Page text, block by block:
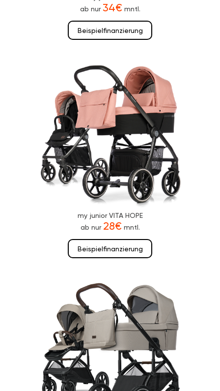
ab nur34€ mntl.
Beispielfinanzierung
my junior VITA HOPE
ab nur 28€ mntl.
Beispielfinanzierung